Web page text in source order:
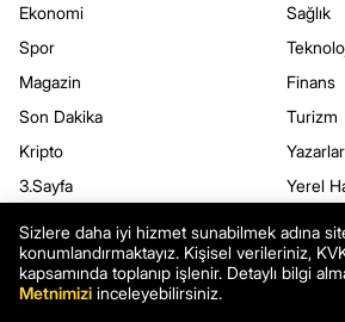
Ekonomi
Spor
Magazin
Son Dakika
Kripto
3.Sayfa
Sağlık
Finans
Turizm
Yazarlar
Yerel
Haberler.com
Sizlere daha iyi hizmet sunabilmek adına
konumlandırmaktayız. Kişisel verileriniz,
kapsamında toplanıp işlenir. Detaylı bilgi
Metnimizi inceleyebilirsiniz.